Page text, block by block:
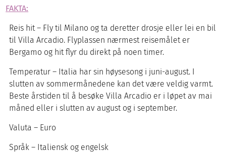
FAKTA:
Reis hit – Fly til Milano og ta deretter drosje eller lei en bil
til Villa Arcadio. Flyplassen nærmest reisemålet er
Bergamo og hit flyr du direkt på noen timer.
Temperatur – Italia har sin høysesong i juni-august. I
slutten av sommermånedene kan det være veldig varmt.
Beste årstiden til å besøke Villa Arcadio er i løpet av mai
måned eller i slutten av august og i september.
Valuta – Euro
Språk – Italiensk og engelsk